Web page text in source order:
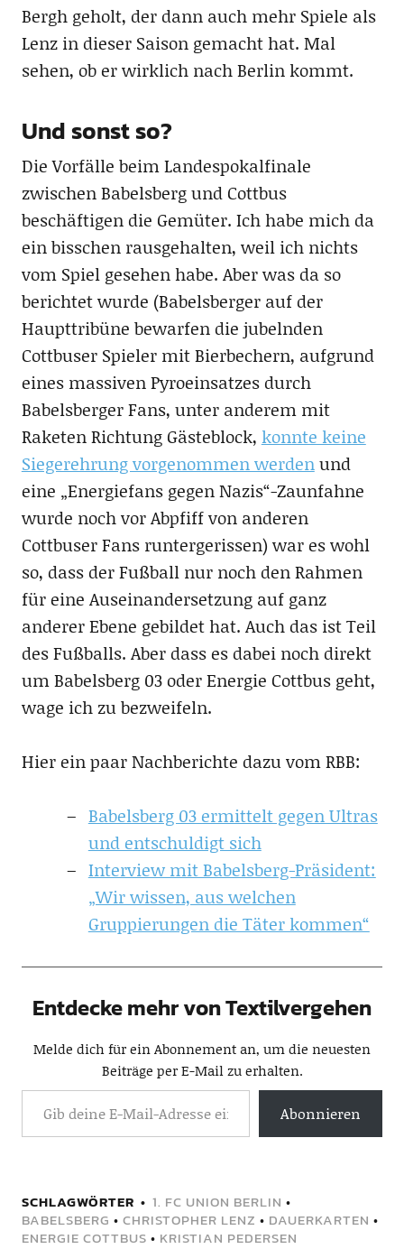
Bergh geholt, der dann auch mehr Spiele als
Lenz in dieser Saison gemacht hat. Mal
sehen, ob er wirklich nach Berlin kommt.
Und sonst so?
Die Vorfälle beim Landespokalfinale
zwischen Babelsberg und Cottbus
beschäftigen die Gemüter. Ich habe mich da
ein bisschen rausgehalten, weil ich nichts
vom Spiel gesehen habe. Aber was da so
berichtet wurde (Babelsberger auf der
Haupttribüne bewarfen die jubelnden
Cottbuser Spieler mit Bierbechern, aufgrund
eines massiven Pyroeinsatzes durch
Babelsberger Fans, unter anderem mit
Raketen Richtung Gästeblock, konnte keine
Siegerehrung vorgenommen werdenund
eine „Energiefans gegen Nazis“-Zaunfahne
wurde noch vor Abpfiff von anderen
Cottbuser Fans runtergerissen) war es wohl
so, dass der Fußball nur noch den Rahmen
für eine Auseinandersetzung auf ganz
anderer Ebene gebildet hat. Auch das ist Teil
des Fußballs. Aber dass es dabei noch direkt
um Babelsberg 03 oder Energie Cottbus geht,
wage ich zu bezweifeln.
Hier ein paar Nachberichte dazu vom RBB:
Babelsberg 03 ermittelt gegen Ultras
und entschuldigt sich
Interview mit Babelsberg-Präsident:
„Wir wissen, aus welchen
Gruppierungen die Täter kommen“
Entdecke mehr von Textilvergehen
Melde dich für ein Abonnement an, um die neuesten
Beiträge per E-Mail zu erhalten.
Abonnieren
SCHLAGWÖRTER 1. FC UNION BERLIN •
BABELSBERG • CHRISTOPHER LENZ • DAUERKARTEN •
ENERGIE COTTBUS • KRISTIAN PEDERSEN